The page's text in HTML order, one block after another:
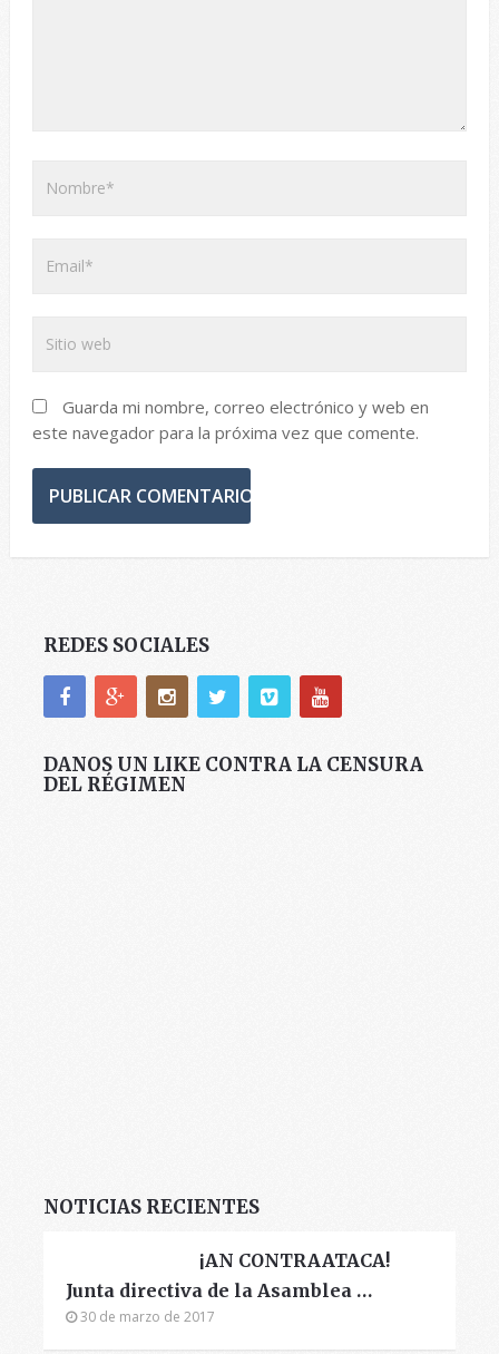
Guarda mi nombre, correo electrónico y web en
este navegador para la próxima vez que comente.
REDES SOCIALES
DANOS UN LIKE CONTRA LA CENSURA
DEL RÉGIMEN
NOTICIAS RECIENTES
¡AN CONTRAATACA!
Junta directiva de la Asamblea …
30 de marzo de 2017